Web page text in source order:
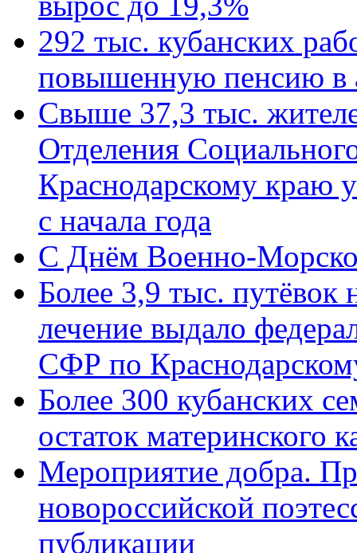
292 тыс. кубанских
повышенную пенсию в
Свыше 37,3 тыс.
Отделения
Краснодарскому краю
с начала года
C Днём Военно-
Более 3,9 тыс. путёвок
лечение выдало
СФР по
Более 300 кубанских
остаток материнского
Мероприятие добра.
новороссийской
публикации